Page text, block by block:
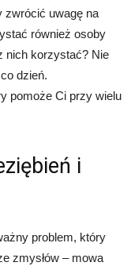
zwrócić uwagę na
również osoby
nich korzystać? Nie
dzień.
pomoże Ci przy wielu
i
problem, który
zmysłów – mowa